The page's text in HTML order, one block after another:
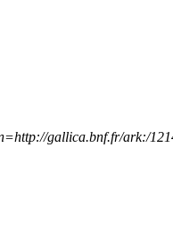
gallica.bnf.fr/ark:/